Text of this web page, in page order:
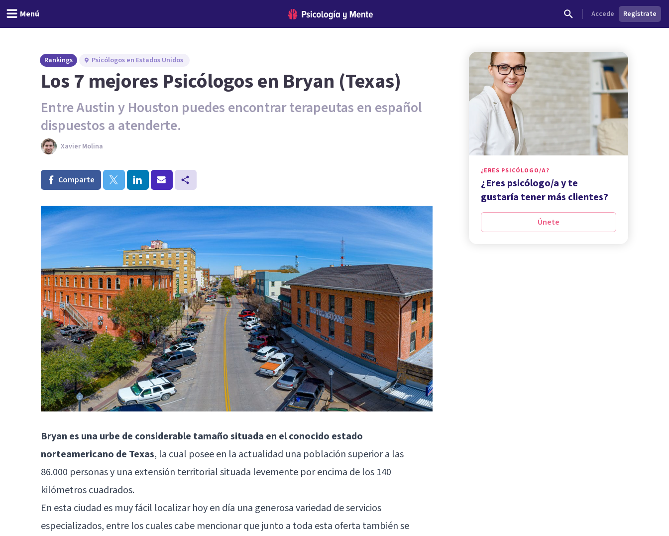
Menú Accede Regístrate
Rankings Psicólogos en Estados Unidos
Los 7 mejores Psicólogos en Bryan (Texas)
Entre Austin y Houston puedes encontrar terapeutas en español
dispuestos a atenderte.
Xavier Molina
Comparte
Bryan es una urbe de considerable tamaño situada en el conocido estado
norteamericano de Texas, la cual posee en la actualidad una población superior a las
86.000 personas y una extensión territorial situada levemente por encima de los 140
kilómetros cuadrados.
En esta ciudad es muy fácil localizar hoy en día una generosa variedad de servicios
especializados, entre los cuales cabe mencionar que junto a toda esta oferta también se
¿ERES PSICÓLOGO/A?
¿Eres psicólogo/a y te
gustaría tener más clientes?
Únete